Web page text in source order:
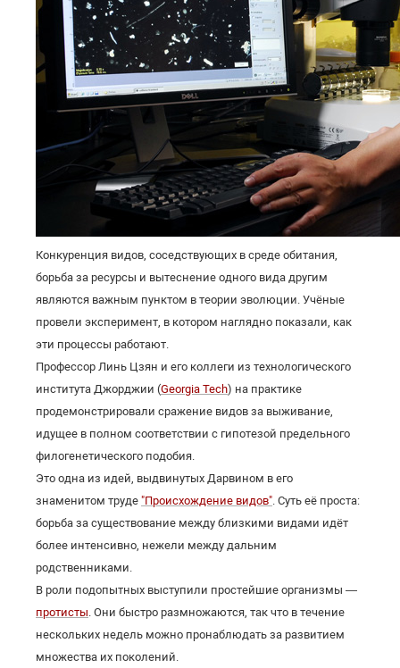
Конкуренция видов, соседствующих в среде обитания,
борьба за ресурсы и вытеснение одного вида другим
являются важным пунктом в теории эволюции. Учёные
провели эксперимент, в котором наглядно показали, как
эти процессы работают.
Профессор Линь Цзян и его коллеги из технологического
института Джорджии (Georgia Tech) на практике
продемонстрировали сражение видов за выживание,
идущее в полном соответствии с гипотезой предельного
филогенетического подобия.
Это одна из идей, выдвинутых Дарвином в его
знаменитом труде "Происхождение видов" . Суть её проста:
борьба за существование между близкими видами идёт
более интенсивно, нежели между дальним
родственниками.
В роли подопытных выступили простейшие организмы —
протисты . Они быстро размножаются, так что в течение
нескольких недель можно пронаблюдать за развитием
множества их поколений.